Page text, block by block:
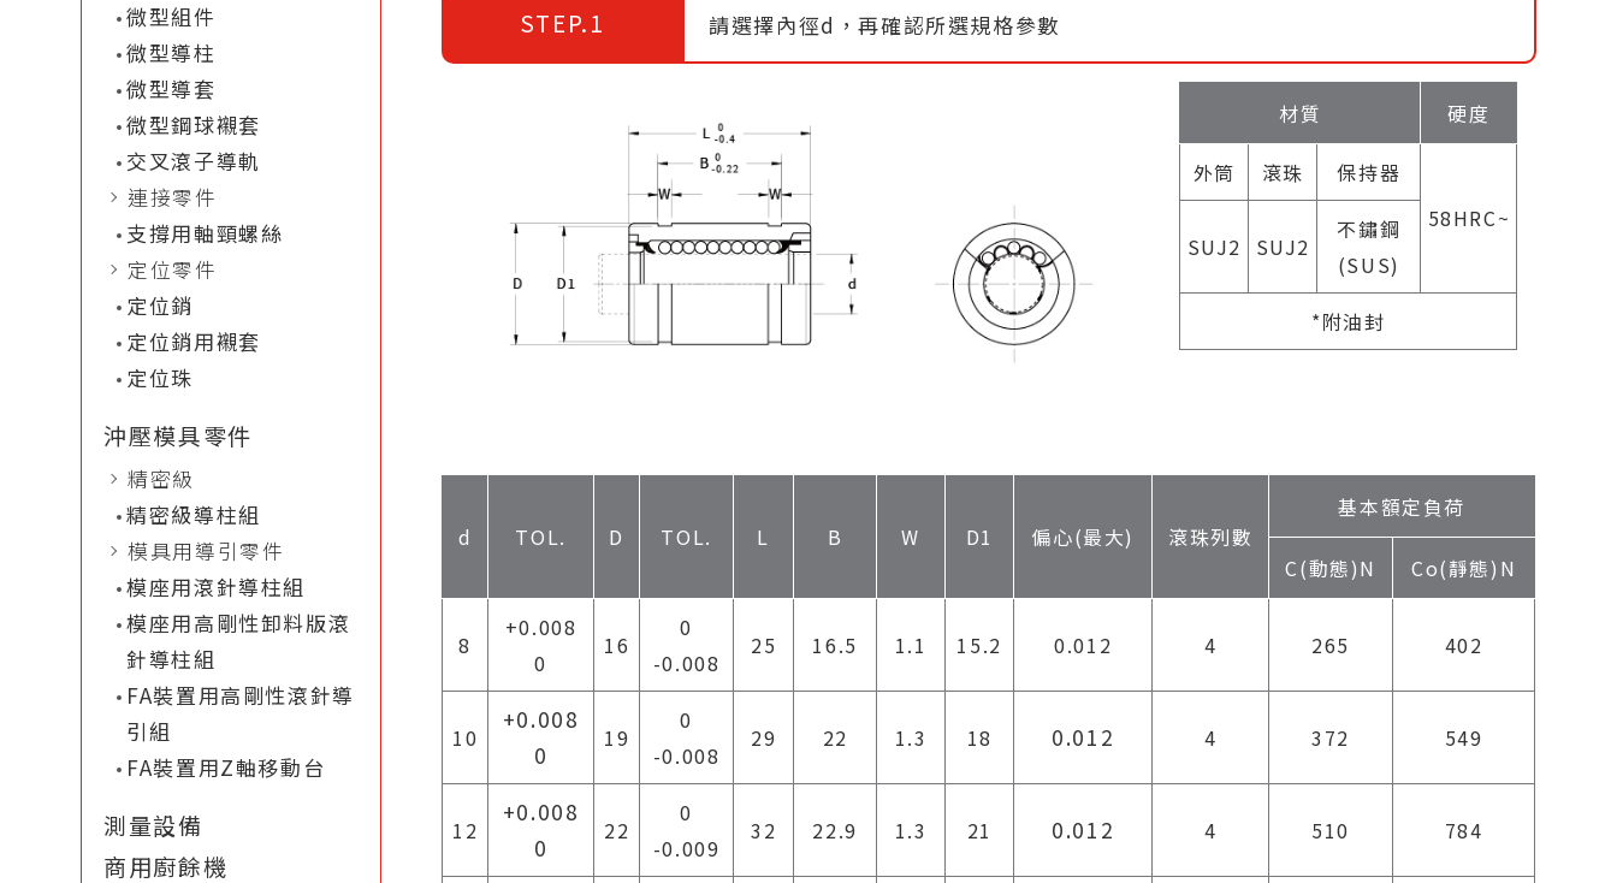
微型組件
微型導柱
微型導套
微型鋼球襯套
交叉滾子導軌
連接零件
支撐用軸頸螺絲
定位零件
定位銷
定位銷用襯套
定位珠
沖壓模具零件
精密級
精密級導柱組
模具用導引零件
模座用滾針導柱組
模座用高剛性卸料版滾
針導柱組
FA裝置用高剛性滾針導
引組
FA裝置用Z軸移動台
測量設備
商用廚餘機
STEP.1 請選擇內徑d，再確認所選規格參數
材質 硬度
外筒 滾珠
保持器
58HRC~
SUJ2
SUJ2
不鏽鋼
(SUS)
*附油封
d TOL. D TOL. L B W D1 偏心(最大) 滾珠列數
基本額定負荷
C(動態)N Co(靜態)N
8
+0.008
0
16
0
-0.008
25 16.5 1.1 15.2 0.012 4 265 402
10
+0.008
0
19
0
-0.008
29 22 1.3 18 0.012 4 372 549
12
+0.008
0
22
0
-0.009
32 22.9 1.3 21 0.012 4 510 784